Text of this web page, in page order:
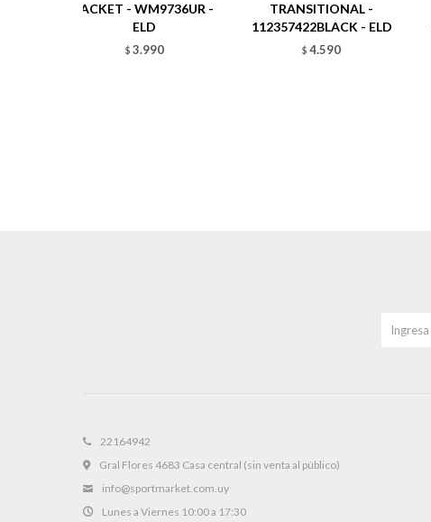
JACKET - WM9736UR -
ELD
$ 3.990
TRANSITIONAL -
112357422BLACK - ELD
$ 4.590
22164942
Gral Flores 4683 Casa central (sin venta al público)
info@sportmarket.com.uy
Lunes a Viernes 10:00 a 17:30